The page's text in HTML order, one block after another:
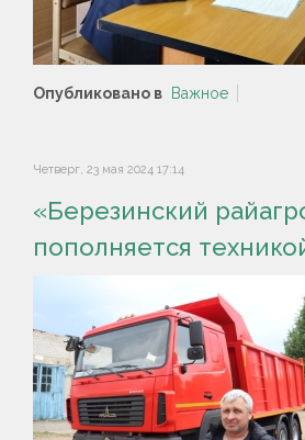
Опубликовано в Важное
Четверг, 23 мая 2024 17:14
«Березинский
пополняется